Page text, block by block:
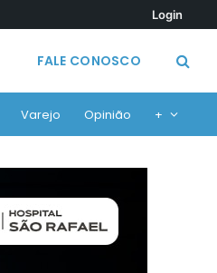
Login
FALE CONOSCO
Varejo Opinião +